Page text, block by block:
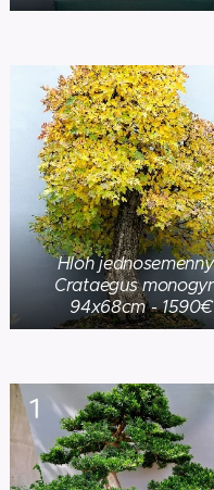
Hloh
Crataegus
94x68cm - 1590€